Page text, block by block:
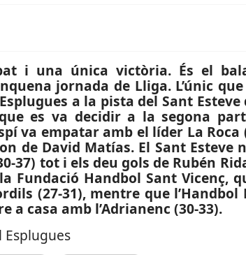
i una única victòria. És el
jornada de Lliga. L’únic
a la pista del Sant
es va decidir a la segona
va empatar amb el líder La Roca
de David Matías. El Sant Esteve
37) tot i els deu gols de Rubén
Fundació Handbol Sant Vicenç,
(27-31), mentre que
a casa amb l’Adrianenc (30-33).
Esplugues